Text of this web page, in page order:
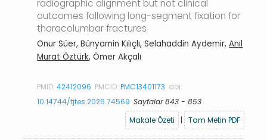
radiographic alignment but not clinical
outcomes following long-segment fixation for
thoracolumbar fractures
Onur Süer, Bünyamin Kılıçlı, Selahaddin Aydemir,Anıl
Murat Öztürk, Ömer Akçalı
PMID:42412096 PMCID:PMC13401173 doi:
10.14744/tjtes.2026.74569 Sayfalar 843 - 853
Makale Özeti
| Tam Metin PDF